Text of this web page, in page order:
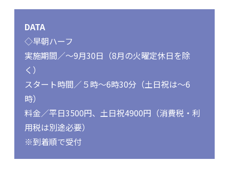
DATA
◇早朝ハーフ
実施期間／～9月30日（8月の火曜定休日を除
く）
スタート時間／５時～6時30分（土日祝は～6
時）
料金／平日3500円、土日祝4900円（消費税・利
用税は別途必要）
※到着順で受付